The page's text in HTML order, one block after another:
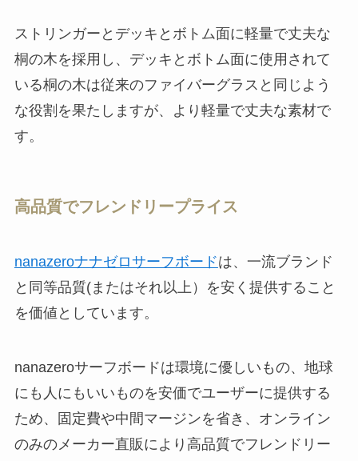
ストリンガーとデッキとボトム面に軽量で丈夫な
桐の木を採用し、デッキとボトム面に使用されて
いる桐の木は従来のファイバーグラスと同じよう
な役割を果たしますが、より軽量で丈夫な素材で
す。
高品質でフレンドリープライス
nanazeroナナゼロサーフボードは、一流ブランド
と同等品質(またはそれ以上）を安く提供すること
を価値としています。
nanazeroサーフボードは環境に優しいもの、地球
にも人にもいいものを安価でユーザーに提供する
ため、固定費や中間マージンを省き、オンライン
のみのメーカー直販により高品質でフレンドリー